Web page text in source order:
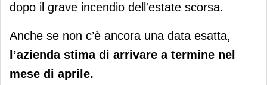
dopo il grave incendio dell'estate scorsa.
Anche se non c’è ancora una data esatta,
l’azienda stima di arrivare a termine nel
mese di aprile.